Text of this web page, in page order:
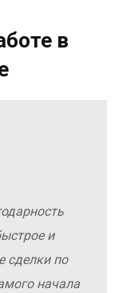
в
и
сделки по
начала